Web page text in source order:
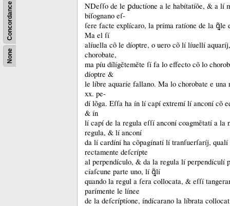
None
Concordance NDeſſo de le ꝑductíone a le habítatíõe, & a lí
bíſognano eſ-
ſere facte explícaro, la príma ratíone de la ꝗ̃le
Ma el ſí
alíuella cõ le díoptre, o uero cõ lí líuellí
chorobate,
ma píu dílígẽtemẽte ſí fa lo effecto cõ lo
díoptre &
le líbre aquaríe fallano. Ma lo chorobate e una
xx. pe-
dí lõga. Eſſa ha ín lí capí extremí lí anconí cõ
& ín
lí capí de la regula eſſí anconí coagmẽtatí a la
regula, & lí anconí
da lí cardíní ha cõpagínatí lí tranſuerſaríj,
rectamente deſcrípte
al perpendículo, & da la regula lí perpendículí
cíaſcune parte uno, lí ꝗ̃lí
quando la regul a ſera collocata, & eſſí
parímente le línee
de la deſcríptíone, índícarano la líbrata